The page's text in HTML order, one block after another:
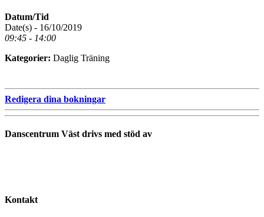
Datum/Tid
Date(s) - 16/10/2019
09:45 - 14:00
Kategorier: Daglig Träning
Redigera dina bokningar
Danscentrum Väst drivs med stöd av
Kontakt